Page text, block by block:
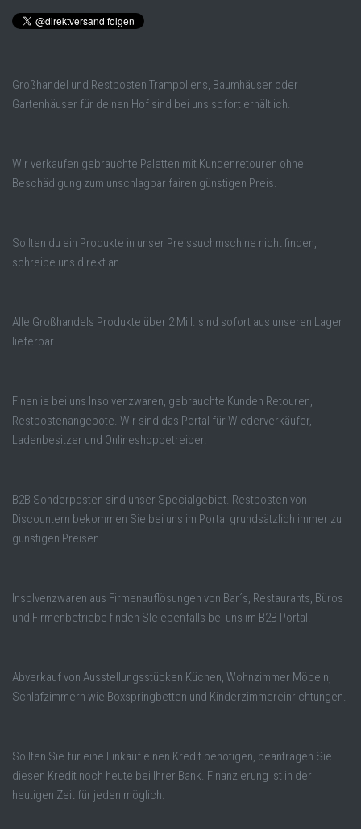
Großhandel und Restposten Trampoliens, Baumhäuser oder
Gartenhäuser für deinen Hof sind bei uns sofort erhältlich.
Wir verkaufen gebrauchte Paletten mit Kundenretouren ohne
Beschädigung zum unschlagbar fairen günstigen Preis.
Sollten du ein Produkte in unser Preissuchmschine nicht finden,
schreibe uns direkt an.
Alle Großhandels Produkte über 2 Mill. sind sofort aus unseren Lager
lieferbar.
Finen ie bei uns Insolvenzwaren, gebrauchte Kunden Retouren,
Restpostenangebote. Wir sind das Portal für Wiederverkäufer,
Ladenbesitzer und Onlineshopbetreiber.
B2B Sonderposten sind unser Specialgebiet. Restposten von
Discountern bekommen Sie bei uns im Portal grundsätzlich immer zu
günstigen Preisen.
Insolvenzwaren aus Firmenauflösungen von Bar´s, Restaurants, Büros
und Firmenbetriebe finden SIe ebenfalls bei uns im B2B Portal.
Abverkauf von Ausstellungsstücken Küchen, Wohnzimmer Möbeln,
Schlafzimmern wie Boxspringbetten und Kinderzimmereinrichtungen.
Sollten Sie für eine Einkauf einen Kredit benötigen, beantragen Sie
diesen Kredit noch heute bei Ihrer Bank. Finanzierung ist in der
heutigen Zeit für jeden möglich.